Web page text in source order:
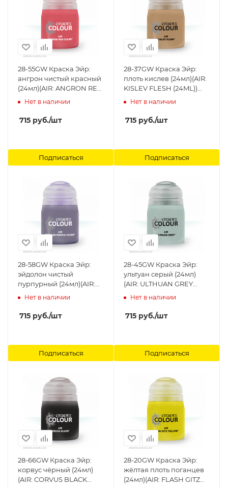
28-55GW Краска Эйр:
ангрон чистый красный
(24мл)(AIR: ANGRON RED
CLEAR (24ML) Citadel
Нет в наличии
715 руб./шт
Подписаться
28-37GW Краска Эйр:
плоть кислев (24мл)(AIR:
KISLEV FLESH (24ML))
Citadel
Нет в наличии
715 руб./шт
Подписаться
28-58GW Краска Эйр:
эйдолон чистый
пурпурный (24мл)(AIR:
EIDOLON PURPLE CLEAR
Нет в наличии
715 руб./шт
Подписаться
28-45GW Краска Эйр:
ультуан серый (24мл)
(AIR: ULTHUAN GREY
(24ML)) Citadel
Нет в наличии
715 руб./шт
Подписаться
28-66GW Краска Эйр:
корвус чёрный (24мл)
(AIR: CORVUS BLACK
28-20GW Краска Эйр:
жёлтая плоть поганцев
(24мл)(AIR: FLASH GITZ